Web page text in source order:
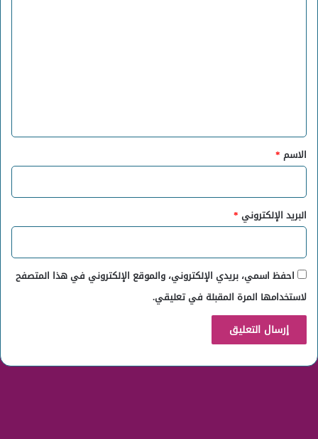
*
الاسم *
البريد الإلكتروني *
احفظ اسمي، بريدي الإلكتروني، والموقع الإلكتروني في هذا المتصفح
لاستخدامها المرة المقبلة في تعليقي.